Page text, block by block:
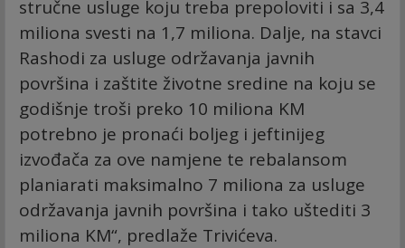
stručne usluge koju treba prepoloviti i sa 3,4
miliona svesti na 1,7 miliona. Dalje, na stavci
Rashodi za usluge održavanja javnih
površina i zaštite životne sredine na koju se
godišnje troši preko 10 miliona KM
potrebno je pronaći boljeg i jeftinijeg
izvođača za ove namjene te rebalansom
planiarati maksimalno 7 miliona za usluge
održavanja javnih površina i tako uštediti 3
miliona KM“, predlaže Trivićeva.